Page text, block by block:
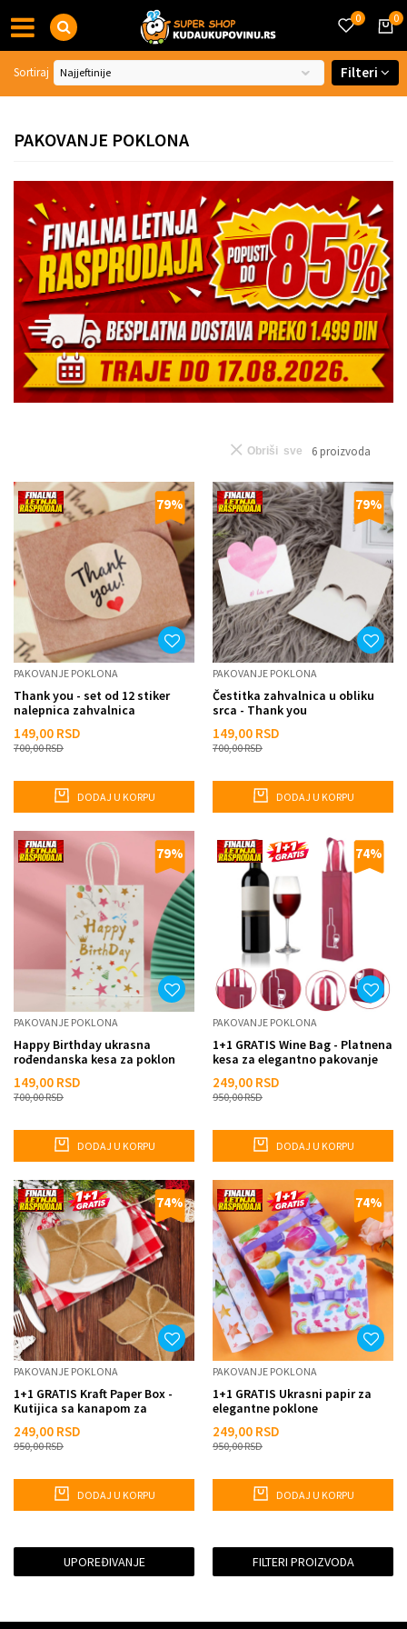
0
0
PAKOVANJE POKLONA
Sortiraj Filteri
6 proizvoda
Obriši sve
79%
PAKOVANJE POKLONA
Thank you - set od 12 stiker
nalepnica zahvalnica
149,00 RSD
700,00RSD
DODAJ U KORPU
79%
PAKOVANJE POKLONA
Čestitka zahvalnica u obliku
srca - Thank you
149,00 RSD
700,00RSD
DODAJ U KORPU
79%
PAKOVANJE POKLONA
Happy Birthday ukrasna
rođendanska kesa za poklon
149,00 RSD
700,00RSD
DODAJ U KORPU
74%
PAKOVANJE POKLONA
1+1 GRATIS Wine Bag - Platnena
kesa za elegantno pakovanje
249,00 RSD
950,00RSD
DODAJ U KORPU
74%
PAKOVANJE POKLONA
1+1 GRATIS Kraft Paper Box -
Kutijica sa kanapom za
249,00 RSD
950,00RSD
DODAJ U KORPU
74%
PAKOVANJE POKLONA
1+1 GRATIS Ukrasni papir za
elegantne poklone
249,00 RSD
950,00RSD
DODAJ U KORPU
UPOREĐIVANJE FILTERI PROIZVODA